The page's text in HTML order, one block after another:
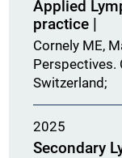
Applied
practice |
Cornely ME,
Perspectives.
Switzerland;
2025
Secondary